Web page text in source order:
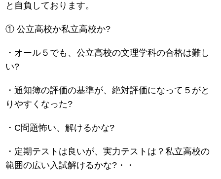
と自負しております。
① 公立高校か私立高校か?
・オール５でも、公立高校の文理学科の合格は難し
い?
・通知簿の評価の基準が、絶対評価になって５がと
りやすくなった?
・C問題怖い、解けるかな?
・定期テストは良いが、実力テストは？私立高校の
範囲の広い入試解けるかな?・・